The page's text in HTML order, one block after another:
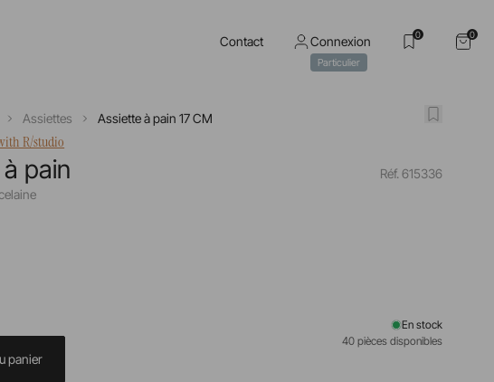
Contact Connexion
Particulier
0 0
Assiettes
Assiette à pain 17 CM
R/studio
pain Réf. 615336
En stock
40 pièces disponibles
panier